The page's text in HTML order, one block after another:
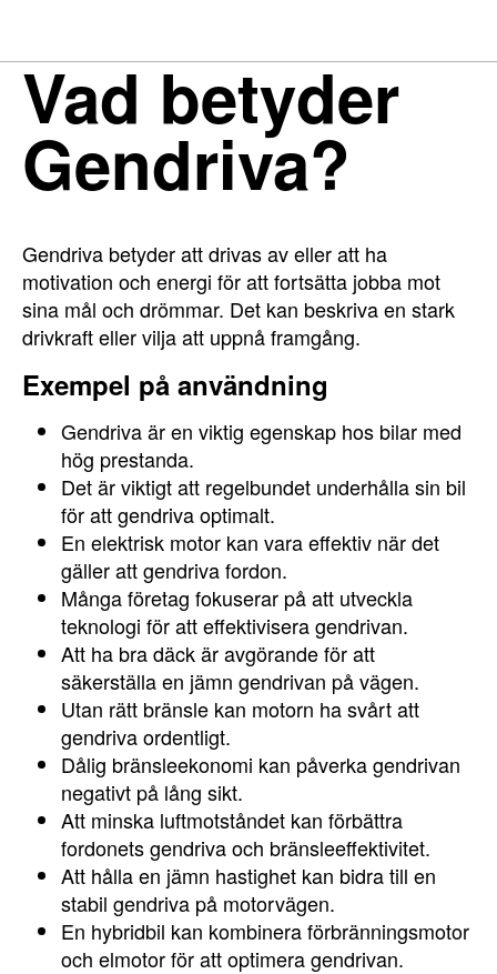
Vad betyder
Gendriva?
Gendriva betyder att drivas av eller att ha
motivation och energi för att fortsätta jobba mot
sina mål och drömmar. Det kan beskriva en stark
drivkraft eller vilja att uppnå framgång.
Exempel på användning
Gendriva är en viktig egenskap hos bilar med
hög prestanda.
Det är viktigt att regelbundet underhålla sin bil
för att gendriva optimalt.
En elektrisk motor kan vara effektiv när det
gäller att gendriva fordon.
Många företag fokuserar på att utveckla
teknologi för att effektivisera gendrivan.
Att ha bra däck är avgörande för att
säkerställa en jämn gendrivan på vägen.
Utan rätt bränsle kan motorn ha svårt att
gendriva ordentligt.
Dålig bränsleekonomi kan påverka gendrivan
negativt på lång sikt.
Att minska luftmotståndet kan förbättra
fordonets gendriva och bränsleeffektivitet.
Att hålla en jämn hastighet kan bidra till en
stabil gendriva på motorvägen.
En hybridbil kan kombinera förbränningsmotor
och elmotor för att optimera gendrivan.